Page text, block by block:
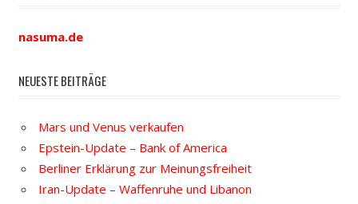
nasuma.de
NEUESTE BEITRÄGE
Mars und Venus verkaufen
Epstein-Update – Bank of America
Berliner Erklärung zur Meinungsfreiheit
Iran-Update – Waffenruhe und Libanon